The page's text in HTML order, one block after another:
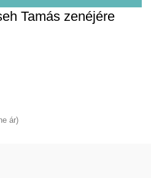
Tamás zenéjére
ár)